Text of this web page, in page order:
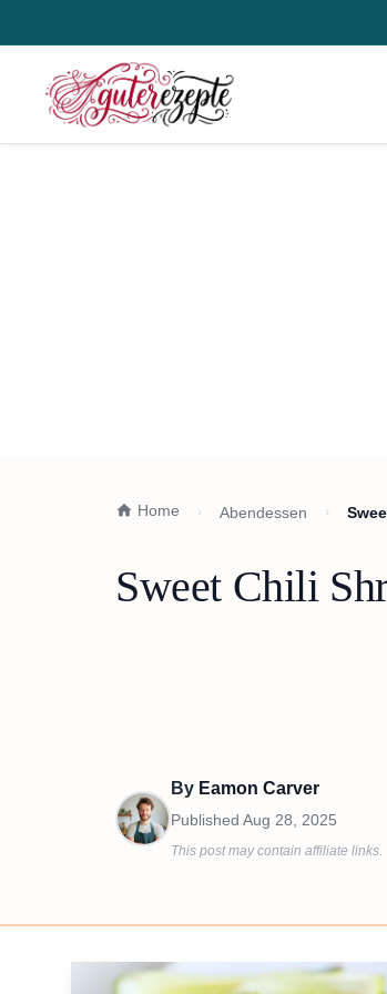
Home Abendessen
Sweet Chili
By Eamon Carver
Published Aug 28, 2025
This post may contain affiliate links.